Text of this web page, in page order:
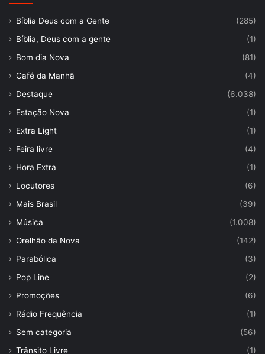
Bíblia Deus com a Gente
(285)
Bíblia, Deus com a gente
(1)
Bom dia Nova
(81)
Café da Manhã
(4)
Destaque
(6.038)
Estação Nova
(1)
Extra Light
(1)
Feira livre
(4)
Hora Extra
(1)
Locutores
(6)
Mais Brasil
(39)
Música
(1.008)
Orelhão da Nova
(142)
Parabólica
(3)
Pop Line
(2)
Promoções
(6)
Rádio Frequência
(1)
Sem categoria
(56)
Trânsito Livre
(1)